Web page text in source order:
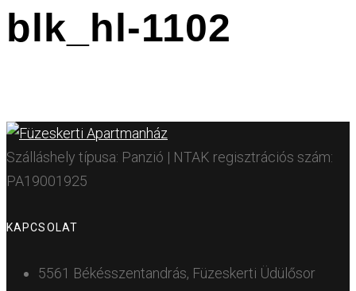
blk_hl-1102
Szálláshely típusa: Panzió | NTAK regisztrációs szám:
PA19001925
KAPCSOLAT
5561 Békésszentandrás, Füzeskerti Üdülősor